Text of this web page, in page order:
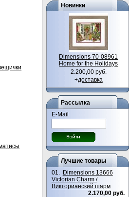
Новинки
Dimensions 70-08961
Home for the Holidays
2.200,00 руб.
+доставка
Рассылка
E-Mail
Лучшие товары
01. Dimensions 13666
Victorian Charm /
Викторианский шарм
2.170,00 руб.